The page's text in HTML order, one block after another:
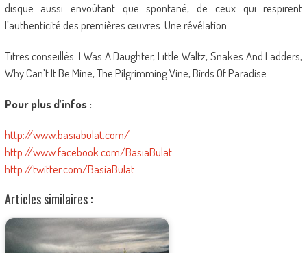
disque aussi envoûtant que spontané, de ceux qui respirent
l’authenticité des premières œuvres. Une révélation.
Titres conseillés: I Was A Daughter, Little Waltz, Snakes And Ladders,
Why Can’t It Be Mine, The Pilgrimming Vine, Birds Of Paradise
Pour plus d’infos :
http://www.basiabulat.com/
http://www.facebook.com/BasiaBulat
http://twitter.com/BasiaBulat
Articles similaires :